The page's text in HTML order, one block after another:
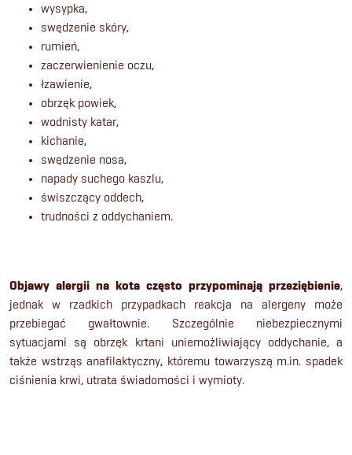
wysypka,
swędzenie skóry,
rumień,
zaczerwienienie oczu,
łzawienie,
obrzęk powiek,
wodnisty katar,
kichanie,
swędzenie nosa,
napady suchego kaszlu,
świszczący oddech,
trudności z oddychaniem.
Objawy alergii na kota często przypominają przeziębienie,
jednak w rzadkich przypadkach reakcja na alergeny może
przebiegać gwałtownie. Szczególnie niebezpiecznymi
sytuacjami są obrzęk krtani uniemożliwiający oddychanie, a
także wstrząs anafilaktyczny, któremu towarzyszą m.in. spadek
ciśnienia krwi, utrata świadomości i wymioty.